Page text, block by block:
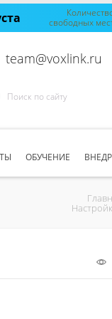
свободных
team@voxlink.ru
ОБУЧЕНИЕ